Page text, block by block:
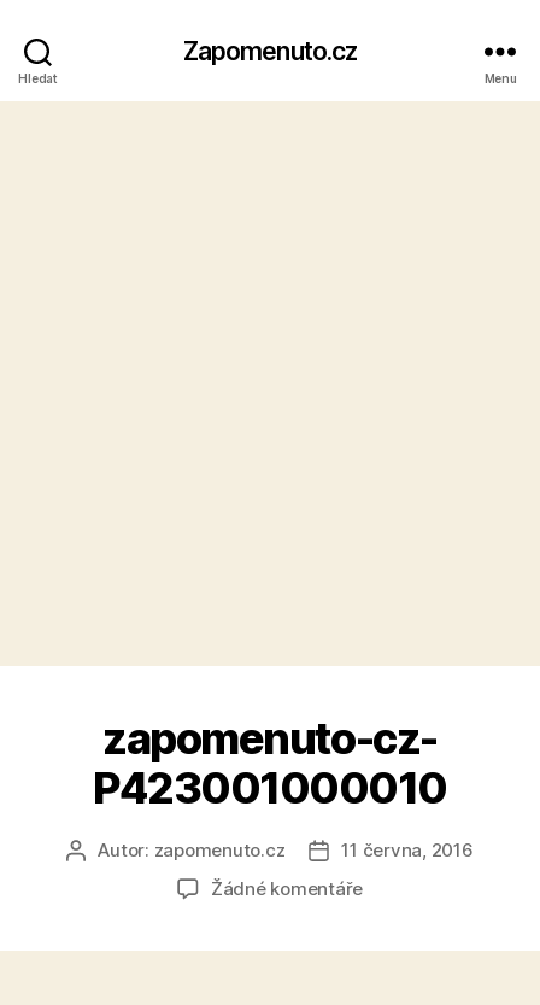
Hledat
Zapomenuto.cz
Menu
zapomenuto-cz-
P423001000010
AutorAutor: zapomenuto.cz
Datum
příspěvku
11 června, 2016
Žádné komentářeu